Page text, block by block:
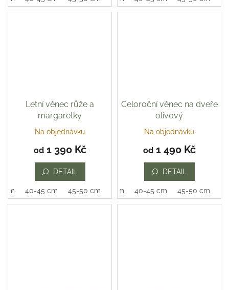
hvězdiček.
Letní věnec růže a
margaretky
Na objednávku
od1 390 Kč
DETAIL
cm 40-45 cm 45-50 cm
Celoroční věnec na dveře
olivový
Průměrné
produktu
5
hvězdiček.
Na objednávku
od1 490 Kč
DETAIL
35-40 cm 40-45 cm 45-50 cm